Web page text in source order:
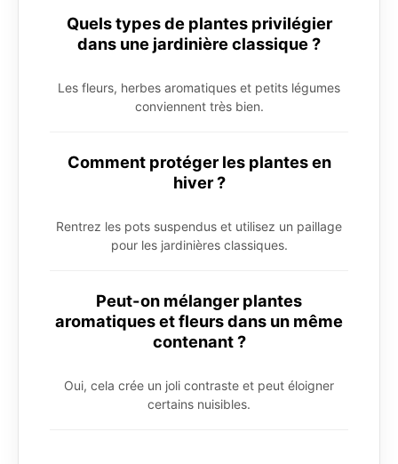
Quels types de plantes privilégier
dans une jardinière classique ?
Les fleurs, herbes aromatiques et petits légumes
conviennent très bien.
Comment protéger les plantes en
hiver ?
Rentrez les pots suspendus et utilisez un paillage
pour les jardinières classiques.
Peut-on mélanger plantes
aromatiques et fleurs dans un même
contenant ?
Oui, cela crée un joli contraste et peut éloigner
certains nuisibles.